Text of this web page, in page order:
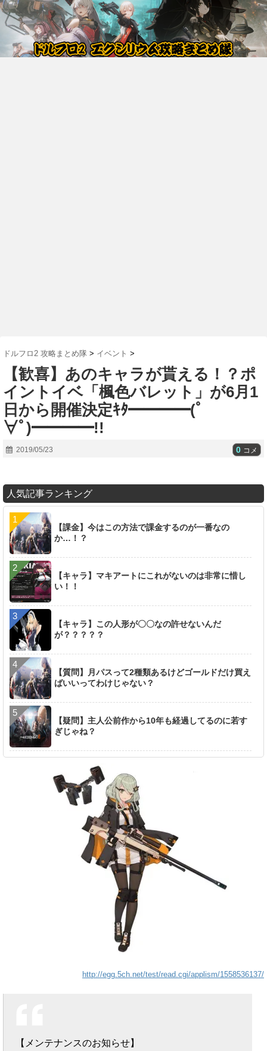
ドルフロ2 攻略まとめ隊 > イベント >
【歓喜】あのキャラが貰える！？ポ
イントイベ「楓色バレット」が6月1
日から開催決定ｷﾀ━━━━(ﾟ
∀ﾟ)━━━━!!
2019/05/23 0 コメ
人気記事ランキング
【課金】今はこの方法で課金するのが一番なの
か…！？
【キャラ】マキアートにこれがないのは非常に惜し
い！！
【キャラ】この人形が〇〇なの許せないんだ
が？？？？？
【質問】月パスって2種類あるけどゴールドだけ買え
ばいいってわけじゃない？
【疑問】主人公前作から10年も経過してるのに若す
ぎじゃね？
http://egg.5ch.net/test/read.cgi/applism/1558536137/
【メンテナンスのお知らせ】